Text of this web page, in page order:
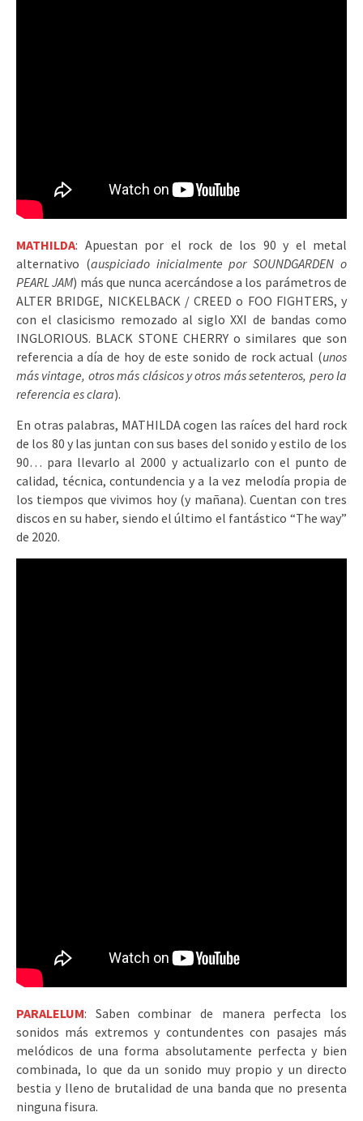
MATHILDA: Apuestan por el rock de los 90 y el metal
alternativo (auspiciado inicialmente por SOUNDGARDEN o
PEARL JAM) más que nunca acercándose a los parámetros de
ALTER BRIDGE, NICKELBACK / CREED o FOO FIGHTERS, y
con el clasicismo remozado al siglo XXI de bandas como
INGLORIOUS. BLACK STONE CHERRY o similares que son
referencia a día de hoy de este sonido de rock actual (unos
más vintage, otros más clásicos y otros más setenteros, pero la
referencia es clara).
En otras palabras, MATHILDA cogen las raíces del hard rock
de los 80 y las juntan con sus bases del sonido y estilo de los
90… para llevarlo al 2000 y actualizarlo con el punto de
calidad, técnica, contundencia y a la vez melodía propia de
los tiempos que vivimos hoy (y mañana). Cuentan con tres
discos en su haber, siendo el último el fantástico “The way”
de 2020.
PARALELUM: Saben combinar de manera perfecta los
sonidos más extremos y contundentes con pasajes más
melódicos de una forma absolutamente perfecta y bien
combinada, lo que da un sonido muy propio y un directo
bestia y lleno de brutalidad de una banda que no presenta
ninguna fisura.